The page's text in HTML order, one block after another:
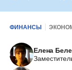
ФИНАНСЫ
Елена